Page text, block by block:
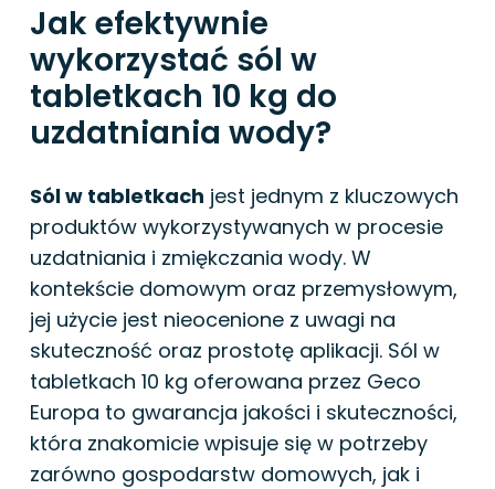
Jak efektywnie
wykorzystać sól w
tabletkach 10 kg do
uzdatniania wody?
Sól w tabletkach jest jednym z kluczowych
produktów wykorzystywanych w procesie
uzdatniania i zmiękczania wody. W
kontekście domowym oraz przemysłowym,
jej użycie jest nieocenione z uwagi na
skuteczność oraz prostotę aplikacji. Sól w
tabletkach 10 kg oferowana przez Geco
Europa to gwarancja jakości i skuteczności,
która znakomicie wpisuje się w potrzeby
zarówno gospodarstw domowych, jak i